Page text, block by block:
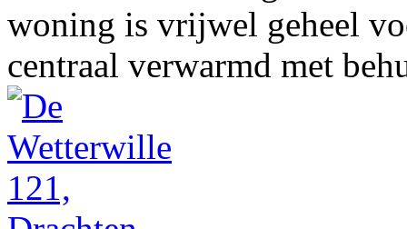
woning is vrijwel geheel
centraal verwarmd met